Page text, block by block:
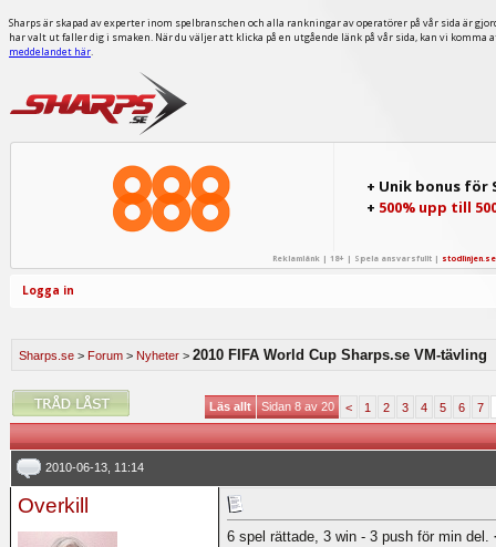
Sharps är skapad av experter inom spelbranschen och alla rankningar av operatörer på vår sida är
har valt ut faller dig i smaken. När du väljer att klicka på en utgående länk på vår sida, kan vi
meddelandet här.
+ Unik bonus för
+ 500% upp till
Reklamlänk | 18+ | Spela ansvarsfullt | stodlinjen.se
Logga in
Sharps.se > Forum > Nyheter > 2010 FIFA World Cup Sharps.se VM-tävling
Läs allt Sidan 8 av 20 < 1 2 3 4 5 6 7
2010-06-13, 11:14
Overkill
6 spel rättade, 3 win - 3 push för min del.